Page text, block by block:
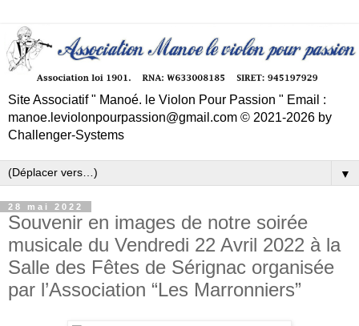
Site Associatif " Manoé. le Violon Pour Passion " Email :
manoe.leviolonpourpassion@gmail.com © 2021-2026 by
Challenger-Systems
▼
28 mai 2022
Souvenir en images de notre soirée
musicale du Vendredi 22 Avril 2022 à la
Salle des Fêtes de Sérignac organisée
par l’Association “Les Marronniers”